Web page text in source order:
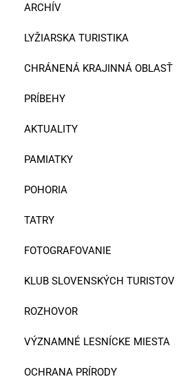
ARCHÍV
LYŽIARSKA TURISTIKA
CHRÁNENÁ KRAJINNÁ OBLASŤ
PRÍBEHY
AKTUALITY
PAMIATKY
POHORIA
TATRY
FOTOGRAFOVANIE
KLUB SLOVENSKÝCH TURISTOV
ROZHOVOR
VÝZNAMNÉ LESNÍCKE MIESTA
OCHRANA PRÍRODY